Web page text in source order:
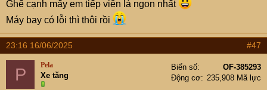
Ghế cạnh mấy em tiếp viên là ngon nhất
Máy bay có lỗi thì thôi rồi
23:16 16/06/2025 #47
P Pela
Xe tăng
Biển số
OF-385293
Động cơ
235,908 Mã lực